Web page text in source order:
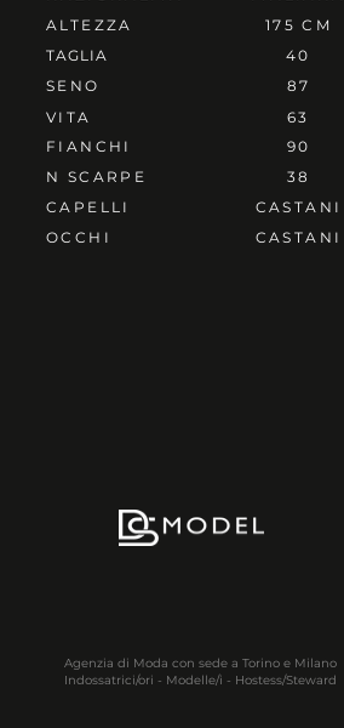
175 CM
40
87
63
90
38
CASTANI
CASTANI
ALTEZZA
TAGLIA
SENO
VITA
FIANCHI
N SCARPE
CAPELLI
OCCHI
Agenzia di Moda con sede a Torino e Milano
Indossatrici/ori - Modelle/i - Hostess/Steward